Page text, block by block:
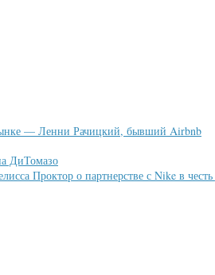
— Ленни Рачицкий, бывший Airbnb
ДиТомазо
Проктор о партнерстве с Nike в